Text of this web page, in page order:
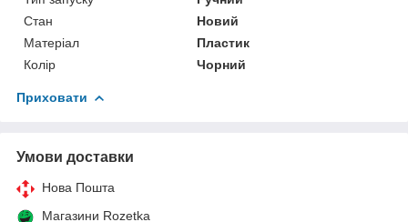
Стан
Новий
Матеріал
Пластик
Колір
Чорний
Приховати
Умови доставки
Нова Пошта
Магазини Rozetka